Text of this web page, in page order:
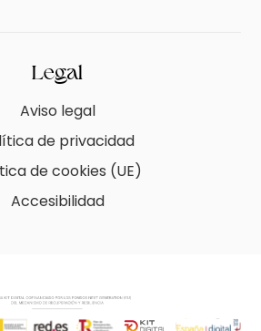
Legal
Aviso legal
de privacidad
de cookies (UE)
Accesibilidad